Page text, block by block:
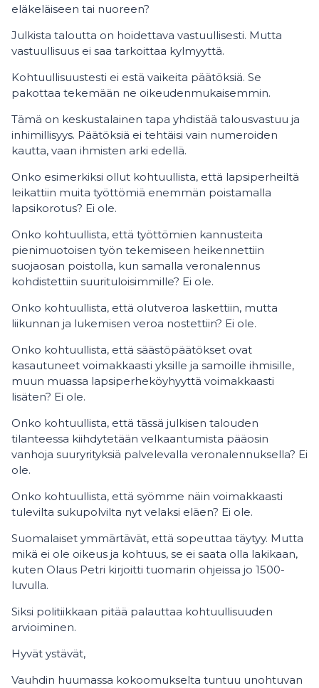
eläkeläiseen tai nuoreen?
Julkista taloutta on hoidettava vastuullisesti. Mutta
vastuullisuus ei saa tarkoittaa kylmyyttä.
Kohtuullisuustesti ei estä vaikeita päätöksiä. Se
pakottaa tekemään ne oikeudenmukaisemmin.
Tämä on keskustalainen tapa yhdistää talousvastuu ja
inhimillisyys. Päätöksiä ei tehtäisi vain numeroiden
kautta, vaan ihmisten arki edellä.
Onko esimerkiksi ollut kohtuullista, että lapsiperheiltä
leikattiin muita työttömiä enemmän poistamalla
lapsikorotus? Ei ole.
Onko kohtuullista, että työttömien kannusteita
pienimuotoisen työn tekemiseen heikennettiin
suojaosan poistolla, kun samalla veronalennus
kohdistettiin suurituloisimmille? Ei ole.
Onko kohtuullista, että olutveroa laskettiin, mutta
liikunnan ja lukemisen veroa nostettiin? Ei ole.
Onko kohtuullista, että säästöpäätökset ovat
kasautuneet voimakkaasti yksille ja samoille ihmisille,
muun muassa lapsiperheköyhyyttä voimakkaasti
lisäten? Ei ole.
Onko kohtuullista, että tässä julkisen talouden
tilanteessa kiihdytetään velkaantumista pääosin
vanhoja suuryrityksiä palvelevalla veronalennuksella? Ei
ole.
Onko kohtuullista, että syömme näin voimakkaasti
tulevilta sukupolvilta nyt velaksi eläen? Ei ole.
Suomalaiset ymmärtävät, että sopeuttaa täytyy. Mutta
mikä ei ole oikeus ja kohtuus, se ei saata olla lakikaan,
kuten Olaus Petri kirjoitti tuomarin ohjeissa jo 1500-
luvulla.
Siksi politiikkaan pitää palauttaa kohtuullisuuden
arvioiminen.
Hyvät ystävät,
Vauhdin huumassa kokoomukselta tuntuu unohtuvan